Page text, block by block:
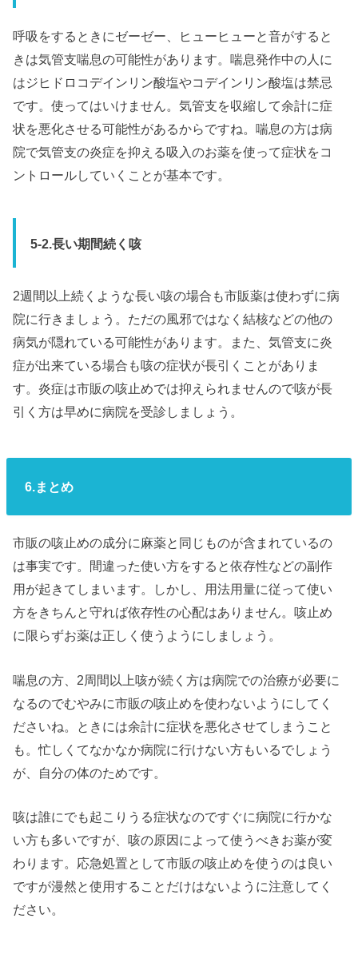
呼吸をするときにゼーゼー、ヒューヒューと音がすると
きは気管支喘息の可能性があります。喘息発作中の人に
はジヒドロコデインリン酸塩やコデインリン酸塩は禁忌
です。使ってはいけません。気管支を収縮して余計に症
状を悪化させる可能性があるからですね。喘息の方は病
院で気管支の炎症を抑える吸入のお薬を使って症状をコ
ントロールしていくことが基本です。
5-2.長い期間続く咳
2週間以上続くような長い咳の場合も市販薬は使わずに病
院に行きましょう。ただの風邪ではなく結核などの他の
病気が隠れている可能性があります。また、気管支に炎
症が出来ている場合も咳の症状が長引くことがありま
す。炎症は市販の咳止めでは抑えられませんので咳が長
引く方は早めに病院を受診しましょう。
6.まとめ
市販の咳止めの成分に麻薬と同じものが含まれているの
は事実です。間違った使い方をすると依存性などの副作
用が起きてしまいます。しかし、用法用量に従って使い
方をきちんと守れば依存性の心配はありません。咳止め
に限らずお薬は正しく使うようにしましょう。
喘息の方、2周間以上咳が続く方は病院での治療が必要に
なるのでむやみに市販の咳止めを使わないようにしてく
ださいね。ときには余計に症状を悪化させてしまうこと
も。忙しくてなかなか病院に行けない方もいるでしょう
が、自分の体のためです。
咳は誰にでも起こりうる症状なのですぐに病院に行かな
い方も多いですが、咳の原因によって使うべきお薬が変
わります。応急処置として市販の咳止めを使うのは良い
ですが漫然と使用することだけはないように注意してく
ださい。